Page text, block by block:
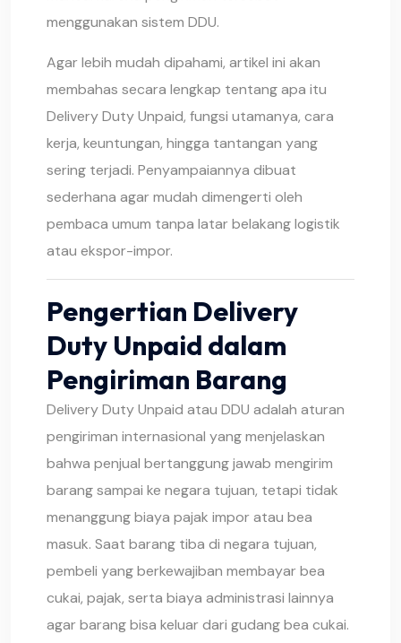
menggunakan sistem DDU.
Agar lebih mudah dipahami, artikel ini akan
membahas secara lengkap tentang apa itu
Delivery Duty Unpaid, fungsi utamanya, cara
kerja, keuntungan, hingga tantangan yang
sering terjadi. Penyampaiannya dibuat
sederhana agar mudah dimengerti oleh
pembaca umum tanpa latar belakang logistik
atau ekspor-impor.
Pengertian Delivery
Duty Unpaid dalam
Pengiriman Barang
Delivery Duty Unpaid atau DDU adalah aturan
pengiriman internasional yang menjelaskan
bahwa penjual bertanggung jawab mengirim
barang sampai ke negara tujuan, tetapi tidak
menanggung biaya pajak impor atau bea
masuk. Saat barang tiba di negara tujuan,
pembeli yang berkewajiban membayar bea
cukai, pajak, serta biaya administrasi lainnya
agar barang bisa keluar dari gudang bea cukai.